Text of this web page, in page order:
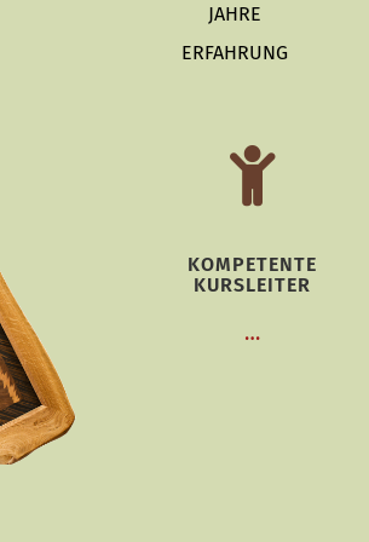
JAHRE
ERFAHRUNG
KOMPETENTE
KURSLEITER
…